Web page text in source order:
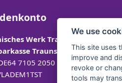
Werk Traunstein e.V.
Traunstein- Trostberg
7105 2050 0040 7535 92
We use
This site uses
improve and
revoke or
tools may